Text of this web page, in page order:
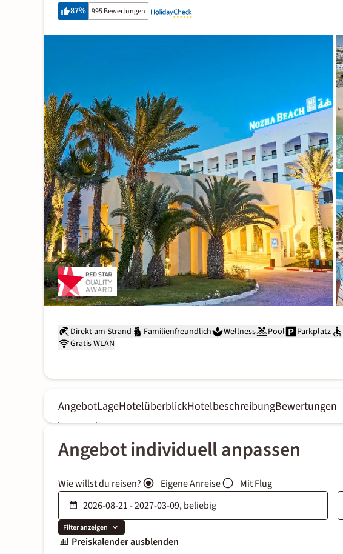
87% 995 Bewertungen
Direkt am Strand Familienfreundlich Wellness Pool Parkplatz
Gratis WLAN
AngebotLageHotelüberblickHotelbeschreibungBewertungen
Angebot individuell anpassen
Wie willst du reisen? Eigene Anreise Mit Flug
Filter anzeigen
Preiskalender ausblenden